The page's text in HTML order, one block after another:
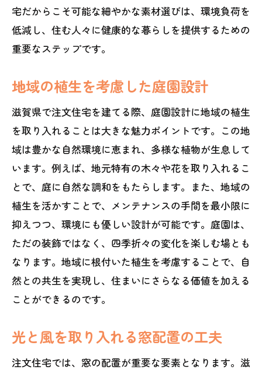
土地選びのポイントと注意点
地元工務店との連携で理想の家づくり
資金計画の立て方と予算管理
設計段階での重要なヒアリングポイント
契約時に確認すべき事項
注文住宅完成までのスケジュールと流れ
都市圏へのアクセスと自然を両立させる住ま
い作り
交通利便性を考慮した立地選び
自然と都市機能を兼ね備えた生活提案
通勤時間を短縮するための工夫
都市部との距離を考慮した間取り設計
生活利便施設へのアクセスを考えたデザ
イン
自然環境を楽しみながらの都市生活
設計
地域の自然災害対策を考慮した設計
宅だからこそ可能な細やかな素材選びは、環境負荷を
低減し、住む人々に健康的な暮らしを提供するための
重要なステップです。
地域の植生を考慮した庭園設計
滋賀県で注文住宅を建てる際、庭園設計に地域の植生
を取り入れることは大きな魅力ポイントです。この地
域は豊かな自然環境に恵まれ、多様な植物が生息して
います。例えば、地元特有の木々や花を取り入れるこ
とで、庭に自然な調和をもたらします。また、地域の
植生を活かすことで、メンテナンスの手間を最小限に
抑えつつ、環境にも優しい設計が可能です。庭園は、
ただの装飾ではなく、四季折々の変化を楽しむ場とも
なります。地域に根付いた植生を考慮することで、自
然との共生を実現し、住まいにさらなる価値を加える
ことができるのです。
光と風を取り入れる窓配置の工夫
注文住宅では、窓の配置が重要な要素となります。滋